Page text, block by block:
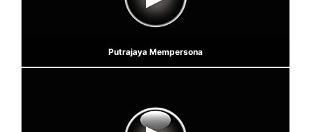
Putrajaya Mempersona